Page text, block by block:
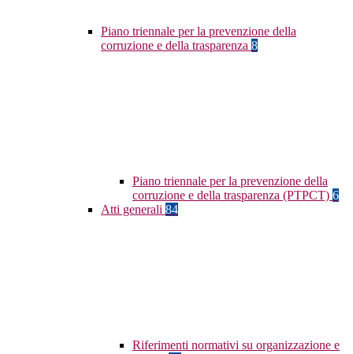
Piano triennale per la prevenzione della
corruzione e della trasparenza 8
Piano triennale per la prevenzione della
corruzione e della trasparenza (PTPCT) 6
Atti generali 84
Riferimenti normativi su organizzazione e